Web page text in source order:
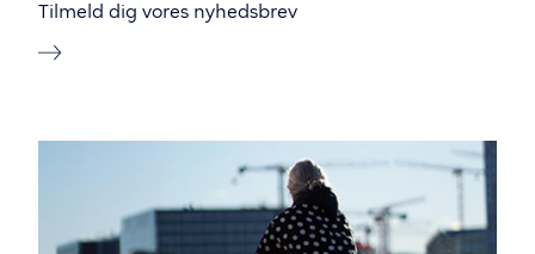
Tilmeld dig vores nyhedsbrev